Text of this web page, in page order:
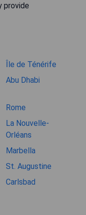
provide
Île de Ténérife
Abu Dhabi
Rome
La Nouvelle-
Orléans
Marbella
St. Augustine
Carlsbad